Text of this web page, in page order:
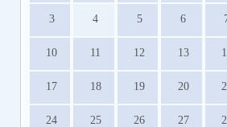
3 4 5 6
10 11 12 13
17 18 19 20
24 25 26 27